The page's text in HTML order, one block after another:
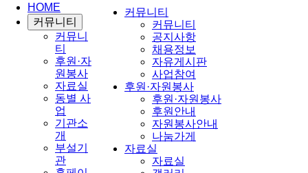
커뮤니티
커뮤니티
공지사항
채용정보
자유게시판
사업참여
후원·자원봉사
후원·자원봉사
후원안내
자원봉사안내
나눔가게
자료실
자료실
HOME
커뮤니티
커뮤니
티
후원·자
원봉사
자료실
동별 사
업
기관소
개
부설기
관